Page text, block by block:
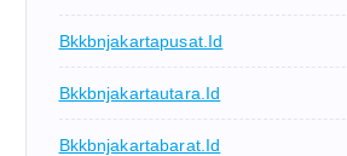
Bkkbnjakartapusat.id
Bkkbnjakartautara.id
Bkkbnjakartabarat.id